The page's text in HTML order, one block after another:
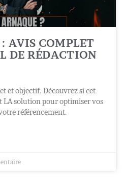
AVIS COMPLET
DE RÉDACTION
et objectif. Découvrez si cet
LA solution pour optimiser vos
référencement.